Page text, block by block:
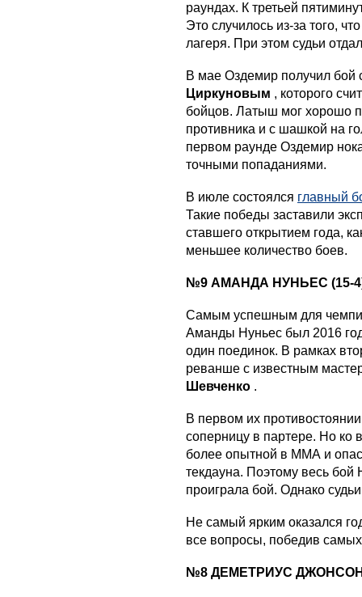
раундах. К третьей
Это случилось из-за того,
лагеря. При этом судьи
В мае Оздемир получил бой
Циркуновым , которого
бойцов. Латыш мог хорошо
противника и с шашкой на
первом раунде Оздемир
точными попаданиями.
В июле состоялся главный
Такие победы заставили
ставшего открытием года,
меньшее количество боев.
№9 АМАНДА НУНЬЕС (15-
Самым успешным для
Аманды Нуньес был 2016
один поединок. В рамках
реванше с известным
Шевченко .
В первом их
соперницу в партере. Но ко
более опытной в ММА и
текдауна. Поэтому весь бой
проиграла бой. Однако
Не самый ярким оказался
все вопросы, победив
№8 ДЕМЕТРИУС ДЖОНСОН